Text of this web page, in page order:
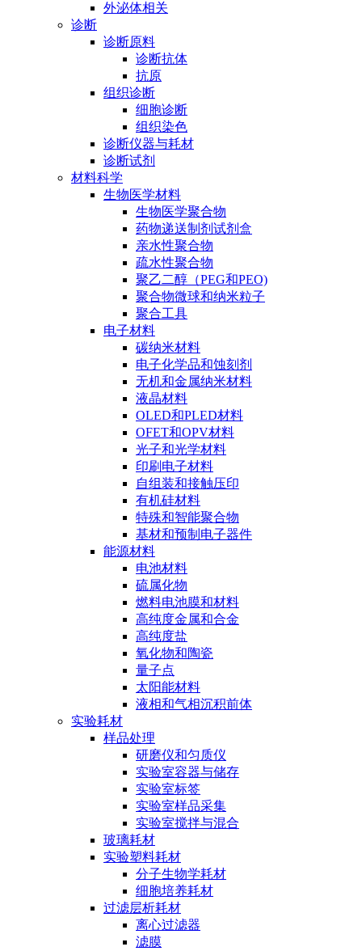
外泌体相关
诊断
诊断原料
诊断抗体
抗原
组织诊断
细胞诊断
组织染色
诊断仪器与耗材
诊断试剂
材料科学
生物医学材料
生物医学聚合物
药物递送制剂试剂盒
亲水性聚合物
疏水性聚合物
聚乙二醇（PEG和PEO)
聚合物微球和纳米粒子
聚合工具
电子材料
碳纳米材料
电子化学品和蚀刻剂
无机和金属纳米材料
液晶材料
OLED和PLED材料
OFET和OPV材料
光子和光学材料
印刷电子材料
自组装和接触压印
有机硅材料
特殊和智能聚合物
基材和预制电子器件
能源材料
电池材料
硫属化物
燃料电池膜和材料
高纯度金属和合金
高纯度盐
氧化物和陶瓷
量子点
太阳能材料
液相和气相沉积前体
实验耗材
样品处理
研磨仪和匀质仪
实验室容器与储存
实验室标签
实验室样品采集
实验室搅拌与混合
玻璃耗材
实验塑料耗材
分子生物学耗材
细胞培养耗材
过滤层析耗材
离心过滤器
滤膜